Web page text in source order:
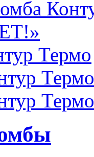
Термо